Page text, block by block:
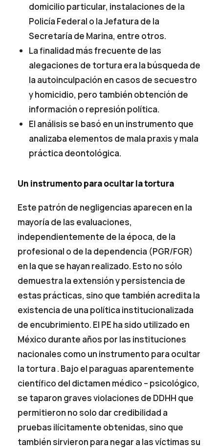
domicilio particular, instalaciones de la
Policía Federal o la Jefatura de la
Secretaría de Marina, entre otros.
La finalidad más frecuente de las
alegaciones de tortura era la búsqueda de
la autoinculpación en casos de secuestro
y homicidio, pero también obtención de
información o represión política.
El análisis se basó en un instrumento que
analizaba elementos de mala praxis y mala
práctica deontológica.
Un instrumento para ocultar la tortura
Este patrón de negligencias aparecen en la
mayoría de las evaluaciones,
independientemente de la época, de la
profesional o de la dependencia (PGR/FGR)
en la que se hayan realizado. Esto no sólo
demuestra la extensión y persistencia de
estas prácticas, sino que también acredita la
existencia de una política institucionalizada
de encubrimiento. El PE ha sido utilizado en
México durante años por las instituciones
nacionales como un instrumento para ocultar
la tortura . Bajo el paraguas aparentemente
científico del dictamen médico – psicológico,
se taparon graves violaciones de DDHH que
permitieron no solo dar credibilidad a
pruebas ilícitamente obtenidas, sino que
también sirvieron para negar a las víctimas su